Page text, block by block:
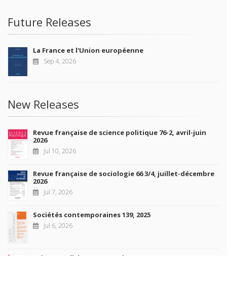
Future Releases
La France et l'Union européenne
Sep 4, 2026
New Releases
Revue française de science politique 76-2, avril-juin
2026
Jul 10, 2026
Revue française de sociologie 66 3/4, juillet-décembre
2026
Jul 7, 2026
Sociétés contemporaines 139, 2025
Jul 6, 2026
Raisons politiques 102, mai 2026